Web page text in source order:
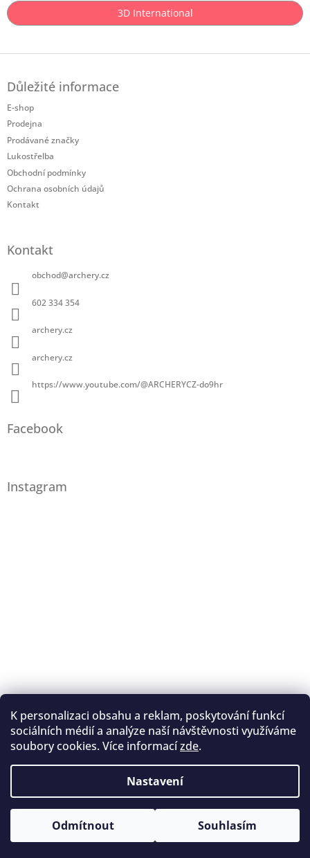
K personalizaci obsahu a reklam, poskytování funkcí
sociálních médií a analýze naší návštěvnosti využíváme
soubory cookies. Více informacízde.
Nastavení
Odmítnout Souhlasím
3D International
Důležité informace
E-shop
Prodejna
Prodávané značky
Lukostřelba
Obchodní podmínky
Ochrana osobních údajů
Kontakt
Kontakt
obchod@archery.cz
602 334 354
archery.cz
archery.cz
https://www.youtube.com/@ARCHERYCZ-do9hr
Facebook
Instagram
Sledovat na Instagramu
Registrace na lukostřelbu
I. Královský lukostřelecký klub
Český lukostřelecký svaz
Vytvořil ShoptetCopyright 2026
. Všechna práva vyhrazena.
Upravit nastavení cookies